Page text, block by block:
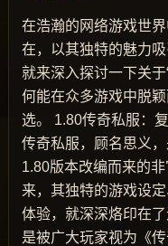
在浩瀚的网络游戏世
在，以其独特的魅力
就来深入探讨一下关
何能在众多游戏中脱
选。 1.80传奇私服：
传奇私服，顾名思义
1.80版本改编而来的
来，其独特的游戏设
体验，就深深烙印在
是被广大玩家视为《